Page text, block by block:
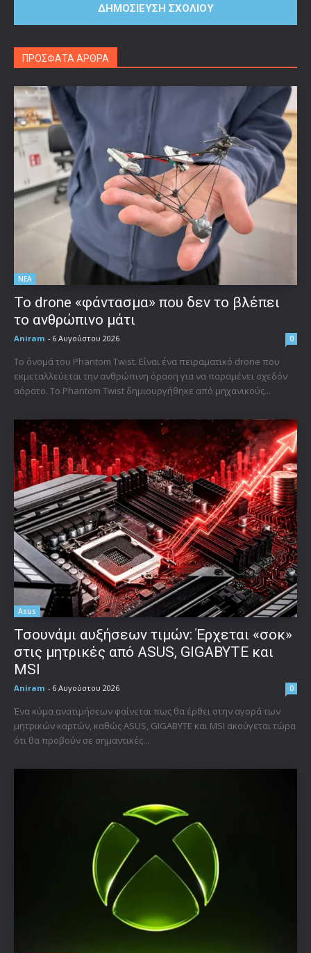
ΠΡΟΣΦΑΤΑ ΑΡΘΡΑ
ΝΕΑ
Το drone «φάντασμα» που δεν το βλέπει
το ανθρώπινο μάτι
Aniram - 6 Αυγούστου 2026 0
Το όνομά του Phantom Twist. Είναι ένα πειραματικό drone που
εκμεταλλεύεται την ανθρώπινη όραση για να παραμένει σχεδόν
αόρατο. Το Phantom Twist δημιουργήθηκε από μηχανικούς...
Asus
Τσουνάμι αυξήσεων τιμών: Έρχεται «σοκ»
στις μητρικές από ASUS, GIGABYTE και
MSI
Aniram - 6 Αυγούστου 2026 0
Ένα κύμα ανατιμήσεων φαίνεται πως θα έρθει στην αγορά των
μητρικών καρτών, καθώς ASUS, GIGABYTE και MSI ακούγεται τώρα
ότι θα προβούν σε σημαντικές...